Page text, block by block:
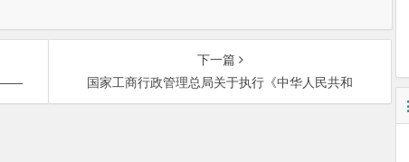
——
下一篇
国家工商行政管理总局关于执行《中华人民共和